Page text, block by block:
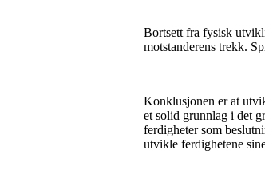
Bortsett fra fysisk
motstanderens trekk.
Konklusjonen er at
et solid grunnlag i det
ferdigheter som
utvikle ferdighetene